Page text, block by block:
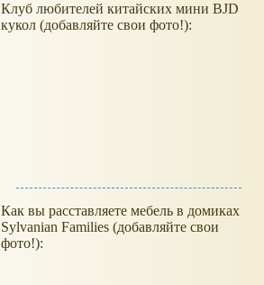
Клуб любителей китайских мини BJD
кукол (добавляйте свои фото!):
Как вы расставляете мебель в домиках
Sylvanian Families (добавляйте свои
фото!):